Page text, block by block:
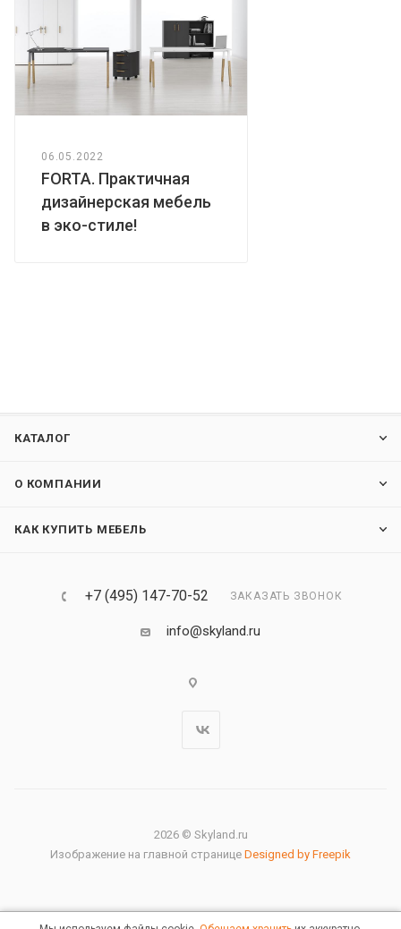
креплениями – эксцентриковыми стяжками. Регулируемые
по высоте опоры обеспечат столу устойчивость на
неровном полу.
06.05.2022
FORTA. Практичная
дизайнерская мебель
в эко-стиле!
КАТАЛОГ
О КОМПАНИИ
КАК КУПИТЬ МЕБЕЛЬ
+7 (495) 147-70-52 ЗАКАЗАТЬ ЗВОНОК
info@skyland.ru
2026 © Skyland.ru
Изображение на главной странице Designed by Freepik